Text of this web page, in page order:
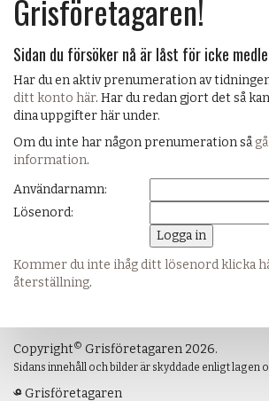
Grisföretagaren!
Sidan du försöker nå är låst för icke
Har du en aktiv prenumeration av
ditt konto här. Har du redan gjort det så
dina uppgifter här under.
Om du inte har någon prenumeration så
information.
Användarnamn:
Lösenord:
Kommer du inte ihåg ditt lösenord klicka
återställning.
Copyright© Grisföretagaren 2026.
Sidans innehåll och bilder är skyddade enligt lagen
Grisföretagaren